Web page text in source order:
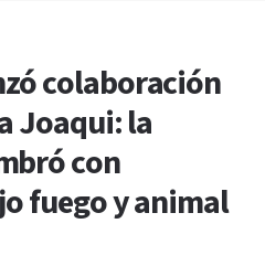
colaboración
Joaqui: la
con
fuego y animal